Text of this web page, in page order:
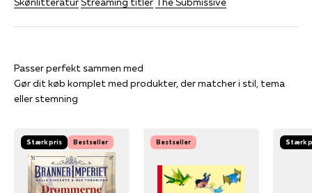
Gør dit køb komplet med produkter, der matcher i stil, tema
eller stemning
Stærk pris Bestseller Bestseller Stærk